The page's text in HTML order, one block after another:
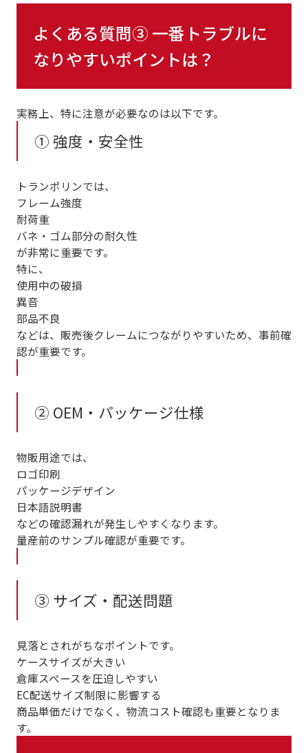
よくある質問③ 一番トラブルに
なりやすいポイントは？
実務上、特に注意が必要なのは以下です。
① 強度・安全性
トランポリンでは、
フレーム強度
耐荷重
バネ・ゴム部分の耐久性
が非常に重要です。
特に、
使用中の破損
異音
部品不良
などは、販売後クレームにつながりやすいため、事前確
認が重要です。
② OEM・パッケージ仕様
物販用途では、
ロゴ印刷
パッケージデザイン
日本語説明書
などの確認漏れが発生しやすくなります。
量産前のサンプル確認が重要です。
③ サイズ・配送問題
見落とされがちなポイントです。
ケースサイズが大きい
倉庫スペースを圧迫しやすい
EC配送サイズ制限に影響する
商品単価だけでなく、物流コスト確認も重要となりま
す。